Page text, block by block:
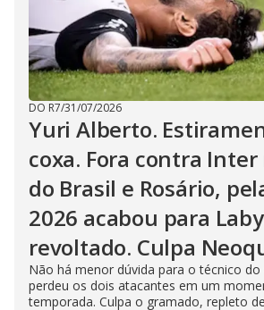
DO R7/31/07/2026
Yuri Alberto.
coxa. Fora contra Inter
do Brasil e Rosário,
2026 acabou para
revoltado. Culpa
Não há menor dúvida para o técnico do
perdeu os dois atacantes em um
temporada. Culpa o gramado, repleto